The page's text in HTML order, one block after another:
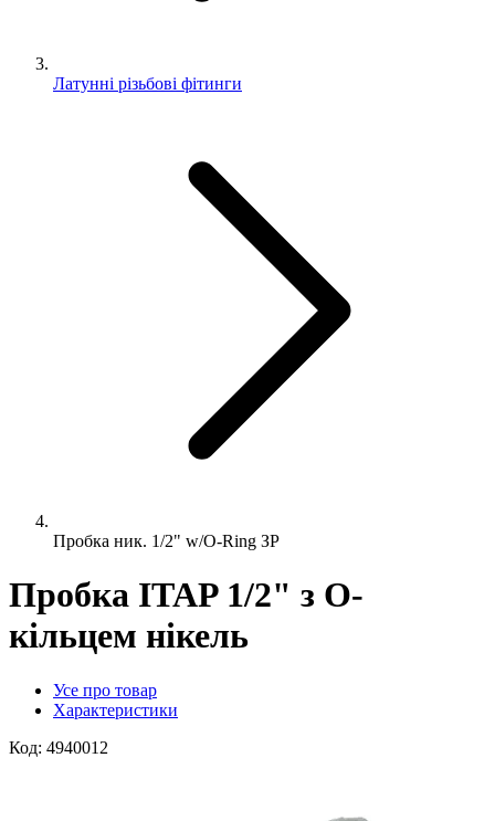
Латунні різьбові фітинги
Пробка ник. 1/2" w/O-Ring ЗР
Пробка ITAP 1/2" з О-
кільцем нікель
Усе про товар
Характеристики
Код: 4940012